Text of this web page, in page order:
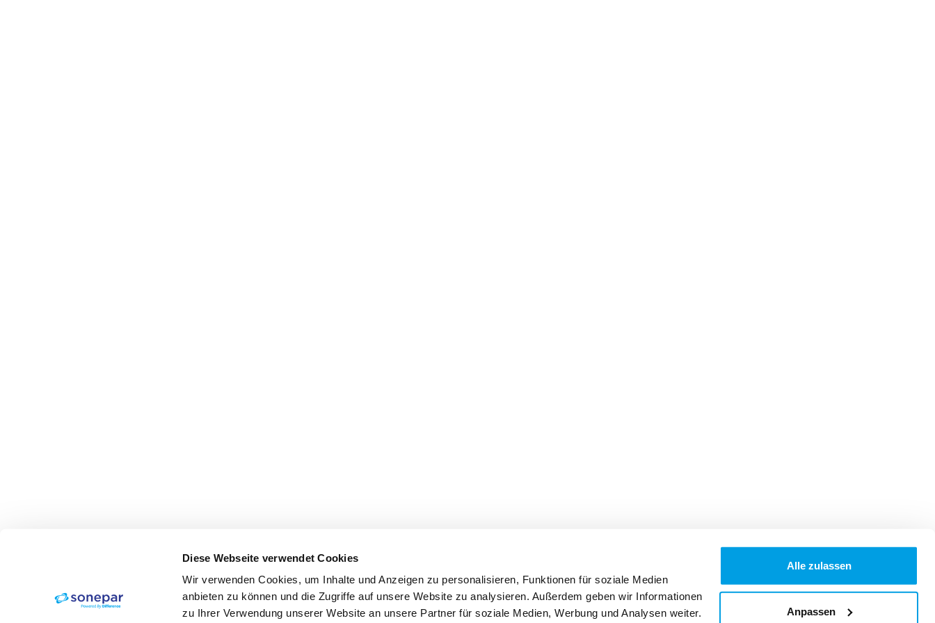
Diese Webseite verwendet Cookies
Wir verwenden Cookies, um Inhalte und Anzeigen zu personalisieren, Funktionen für soziale Medien
anbieten zu können und die Zugriffe auf unsere Website zu analysieren. Außerdem geben wir Informationen
zu Ihrer Verwendung unserer Website an unsere Partner für soziale Medien, Werbung und Analysen weiter.
Alle zulassen
Anpassen